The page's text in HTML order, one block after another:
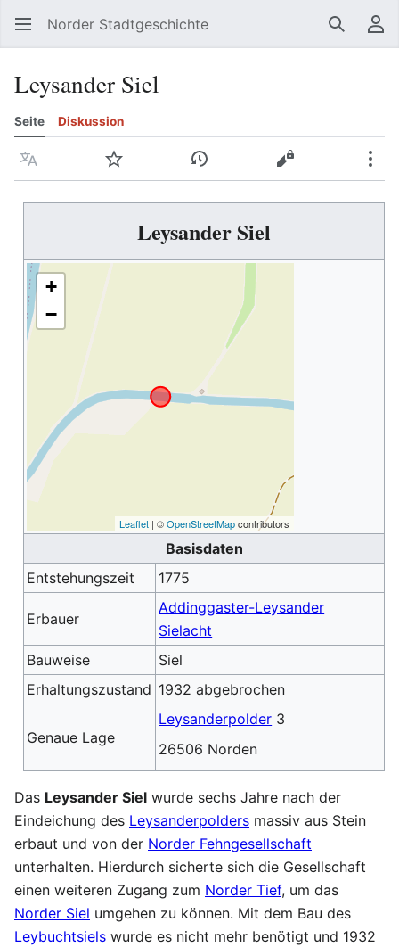
Norder Stadtgeschichte Suchen
Leysander Siel
Seite Diskussion
Sprache Beobachten Versionsgeschichte
Quelltext
Leysander Siel
+
−
Leaflet | ©OpenStreetMapcontributors
Basisdaten
Entstehungszeit
1775
Erbauer
Addinggaster-Leysander
Sielacht
Bauweise
Siel
Erhaltungszustand 1932 abgebrochen
Genaue Lage
Leysanderpolder 3
26506 Norden
Das Leysander Siel wurde sechs Jahre nach der
Eindeichung des Leysanderpolders massiv aus Stein
erbaut und von der Norder Fehngesellschaft
unterhalten. Hierdurch sicherte sich die Gesellschaft
einen weiteren Zugang zum Norder Tief, um das
Norder Siel umgehen zu können. Mit dem Bau des
Leybuchtsiels wurde es nicht mehr benötigt und 1932